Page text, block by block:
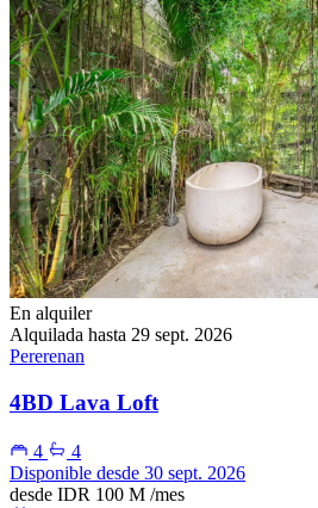
En alquiler
Alquilada hasta 29 sept. 2026
Pererenan
4BD Lava Loft
4
4
Disponible desde 30 sept. 2026
desde IDR 100 M /mes